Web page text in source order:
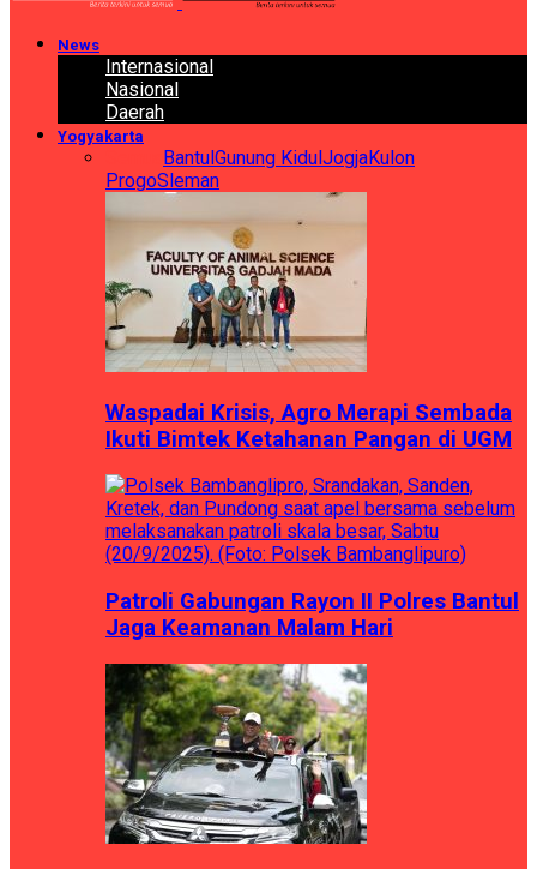
News
Internasional
Nasional
Daerah
Yogyakarta
BantulGunung KidulJogjaKulon
ProgoSleman
Waspadai Krisis, Agro Merapi Sembada
Ikuti Bimtek Ketahanan Pangan di UGM
Patroli Gabungan Rayon II Polres Bantul
Jaga Keamanan Malam Hari